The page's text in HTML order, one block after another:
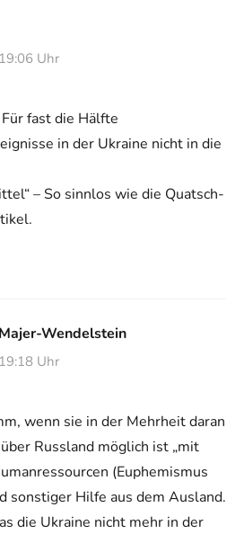
Uhr
fast die Hälfte
in der Ukraine nicht in die
– So sinnlos wie die Quatsch-
Wendelstein
Uhr
wenn sie in der Mehrheit daran
Russland möglich ist „mit
(Euphemismus
sonstiger Hilfe aus dem Ausland.
die Ukraine nicht mehr in der